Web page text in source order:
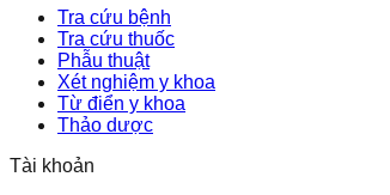
Tra cứu bệnh
Tra cứu thuốc
Phẫu thuật
Xét nghiệm y khoa
Từ điển y khoa
Thảo dược
Tài khoản